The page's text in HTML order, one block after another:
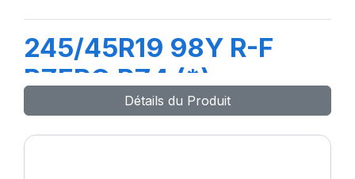
245/45R19 98Y R-F
PZERO PZ4 (*)
Détails du Produit